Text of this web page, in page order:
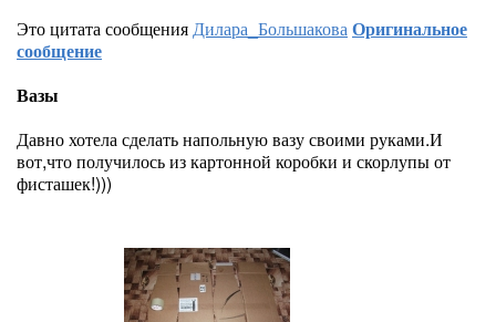
Это цитата сообщенияДилара_БольшаковаОригинальное
сообщение
Вазы
Давно хотела сделать напольную вазу своими руками.И
вот,что получилось из картонной коробки и скорлупы от
фисташек!)))